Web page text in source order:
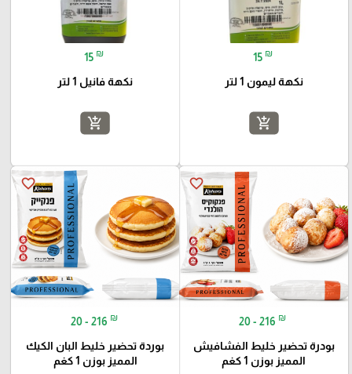
15 ₪
نكهة ليمون 1 لتر
add_shopping_cart
15 ₪
نكهة فانيل 1 لتر
add_shopping_cart
favorite_border
20 - 216 ₪
بودرة تحضير خليط الفشافيش
المميز بوزن 1 كغم
favorite_border
20 - 216 ₪
بوردة تحضير خليط البان الكيك
المميز بوزن 1 كغم